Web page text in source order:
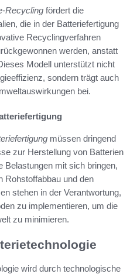
Recycling fördert die
die in der Batteriefertigung
Recyclingverfahren
werden, anstatt
Modell unterstützt nicht
sondern trägt auch
bei.
müssen dringend
zur Herstellung von Batterien
Belastungen mit sich bringen,
Rohstoffabbau und den
stehen in der Verantwortung,
zu implementieren, um die
zu minimieren.
wird durch technologische